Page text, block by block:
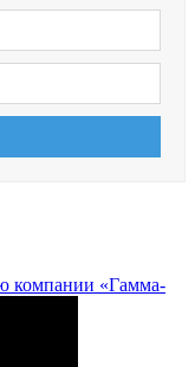
компании «Гамма-